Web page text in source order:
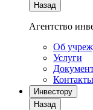
Назад
Агентство
Об
Услуги
Контакты
Инвестору
Назад